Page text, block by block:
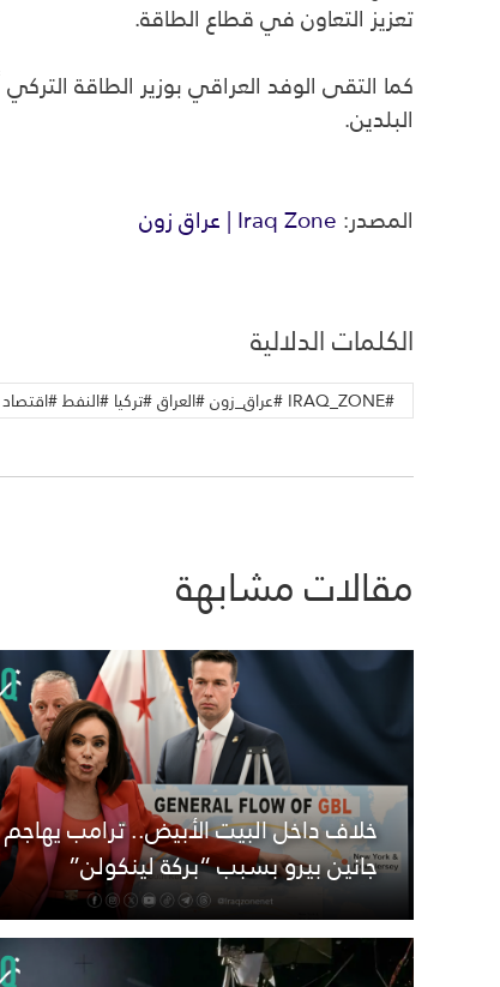
تعزيز التعاون في قطاع الطاقة.
كما التقى الوفد العراقي بوزير الطاقة
البلدين.
المصدر:Iraq Zone | عراق زون
الكلمات الدلالية
#IRAQ_ZONE #عراق_زون #العراق #تركيا #النفط #اقتصاد #خط_الأنابيب #أخبار_العراق #بغداد #الطاقة
مقالات مشابهة
خلاف داخل البيت الأبيض.. ترامب يهاجم
جانين بيرو بسبب “بركة لينكولن”